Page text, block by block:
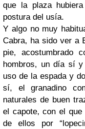
que la plaza
postura del usía.
Y algo no muy
Cabra, ha sido ver a
pie, acostumbrado
hombros, un día sí
uso de la espada y
sí, el granadino
naturales de buen
el capote, con el
de ellos por